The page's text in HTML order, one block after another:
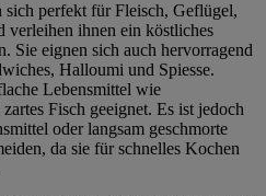
perfekt für Fleisch, Geflügel,
verleihen ihnen ein köstliches
Sie eignen sich auch hervorragend
Halloumi und Spiesse.
Lebensmittel wie
Fisch geeignet. Es ist jedoch
oder langsam geschmorte
da sie für schnelles Kochen